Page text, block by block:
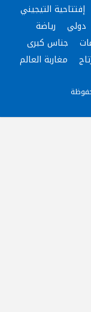
إفتتاحية التيجيني
دولي
رياضة
جناس كبرى
مغاربة العالم